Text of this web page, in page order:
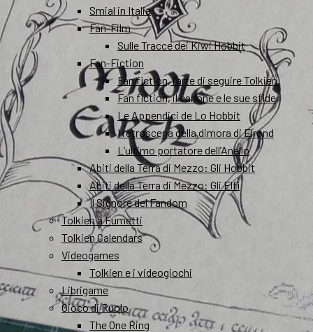
Smial in Italia
Fan-Film
Sulle Tracce dei Kiwi Hobbit
Fan-Fiction
Fan fiction, l’arte di seguire Tolkien
Fan fiction, il canone e le sue sfide
Le Appendici de Lo Hobbit
I retroscena della dimora di Elrond
L’ultimo portatore dell’Anello
Abiti della Terra di Mezzo: Gli Hobbit
Abiti della Terra di Mezzo: Gli Elfi
Il Signore del Fandom
Tolkien a Fumetti
Tolkien Calendars
Videogames
Tolkien e i videogiochi
Librigame
Gioco di Ruolo
The One Ring